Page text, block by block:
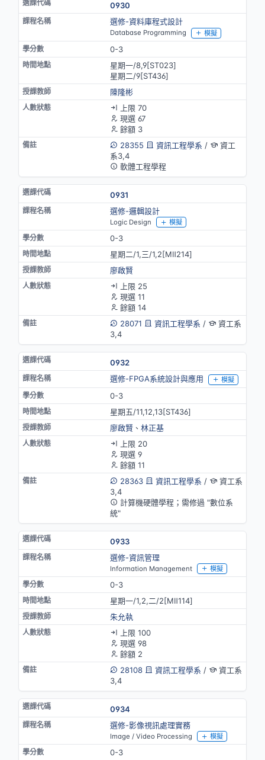
0930
選修-資料庫程式設計
Database Programming 模擬
0-3
星期一/8,9[ST023]
星期二/9[ST436]
陳隆彬
上限 70
現選 67
餘額 3
28355
資訊工程學系 /
資工
系3,4
軟體工程學程
0931
選修-邏輯設計
Logic Design 模擬
0-3
星期二/1,三/1,2[MⅡ214]
廖啟賢
上限 25
現選 11
餘額 14
28071
資訊工程學系 /
資工系
3,4
0932
選修-FPGA系統設計與應用
模擬
0-3
星期五/11,12,13[ST436]
廖啟賢、 林正基
上限 20
現選 9
餘額 11
28363
資訊工程學系 /
資工系
3,4
計算機硬體學程；需修過 "數位系
統"
0933
選修-資訊管理
Information Management 模擬
0-3
星期一/1,2,二/2[MⅡ114]
朱允執
上限 100
現選 98
餘額 2
28108
資訊工程學系 /
資工系
3,4
0934
選修-影像視訊處理實務
Image / Video Processing 模擬
0-3